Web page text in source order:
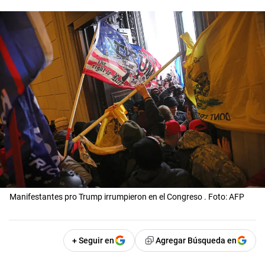
Manifestantes pro Trump irrumpieron en el Congreso . Foto: AFP
+ Seguir en Agregar Búsqueda en